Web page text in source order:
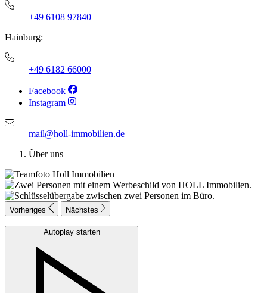
+49 6108 97840
Hainburg:
+49 6182 66000
Facebook
Instagram
mail@holl-immobilien.de
Über uns
Vorheriges Nächstes
Autoplay starten